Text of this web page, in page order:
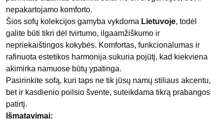
nepakartojamo komforto.
Šios sofų kolekcijos gamyba vykdoma Lietuvoje, todėl
galite būti tikri dėl tvirtumo, ilgaamžiškumo ir
nepriekaištingos kokybės. Komfortas, funkcionalumas ir
rafinuota estetikos harmonija sukuria pojūtį, kad kiekviena
akimirka namuose būtų ypatinga.
Pasirinkite sofą, kuri taps ne tik jūsų namų stiliaus akcentu,
bet ir kasdienio poilsio švente, suteikdama tikrą prabangos
patirtį.
Išmatavimai: